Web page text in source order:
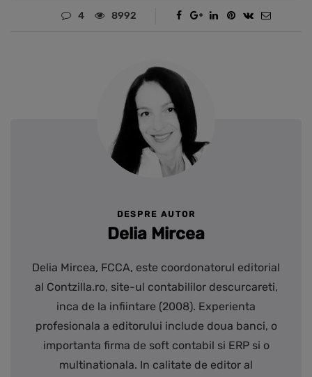
4 8992
DESPRE AUTOR
Delia Mircea
Delia Mircea, FCCA, este coordonatorul editorial
al Contzilla.ro, site-ul contabililor descurcareti,
inca de la infiintare (2008). Experienta
profesionala a editorului include doua banci, o
importanta firma de soft contabil si ERP si o
multinationala. In calitate de editor al